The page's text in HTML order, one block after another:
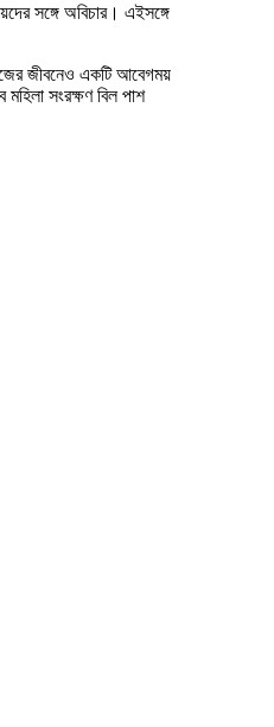
সঙ্গে অবিচার। এইসঙ্গে
জীবনেও একটি আবেগময়
মহিলা সংরক্ষণ বিল পাশ